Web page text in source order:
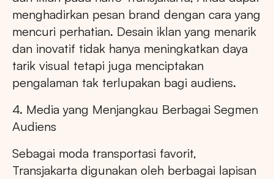
menghadirkan pesan brand dengan cara yang
mencuri perhatian. Desain iklan yang menarik
dan inovatif tidak hanya meningkatkan daya
tarik visual tetapi juga menciptakan
pengalaman tak terlupakan bagi audiens.
4. Media yang Menjangkau Berbagai Segmen
Audiens
Sebagai moda transportasi favorit,
Transjakarta digunakan oleh berbagai lapisan